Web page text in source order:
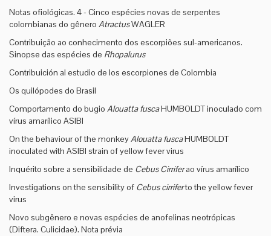
Notas ofiológicas. 4 - Cinco espécies novas de serpentes
colombianas do gênero AtractusWAGLER
Contribuição ao conhecimento dos escorpiões sul-americanos.
Sinopse das espécies de Rhopalurus
Contribuición al estudio de los escorpiones de Colombia
Os quilópodes do Brasil
Comportamento do bugio Alouatta fuscaHUMBOLDT inoculado com
vírus amarílico ASIBI
On the behaviour of the monkeyAlouatta fuscaHUMBOLDT
inoculated with ASIBI strain of yellow fever virus
Inquérito sobre a sensibilidade de Cebus Cirriferao vírus amarílico
Investigations on the sensibility of Cebus cirriferto the yellow fever
virus
Novo subgênero e novas espécies de anofelinas neotrópicas
(Diftera. Culicidae). Nota prévia